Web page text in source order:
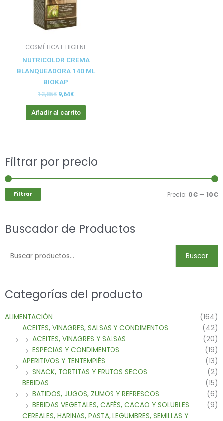
COSMÉTICA E HIGIENE
NUTRICOLOR CREMA
BLANQUEADORA 140 ML
BIOKAP
12,85€ 9,64€
Añadir al carrito
Filtrar por precio
Filtrar Precio: 0€ — 10€
Buscador de Productos
Buscar
Buscar
Categorías del producto
ALIMENTACIÓN
(164)
ACEITES, VINAGRES, SALSAS Y CONDIMENTOS
(42)
ACEITES, VINAGRES Y SALSAS
(20)
ESPECIAS Y CONDIMENTOS
(19)
APERITIVOS Y TENTEMPIÉS
(13)
SNACK, TORTITAS Y FRUTOS SECOS
(2)
BEBIDAS
(15)
BATIDOS, JUGOS, ZUMOS Y REFRESCOS
(6)
BEBIDAS VEGETALES, CAFÉS, CACAO Y SOLUBLES
(9)
CEREALES, HARINAS, PASTA, LEGUMBRES, SEMILLAS Y